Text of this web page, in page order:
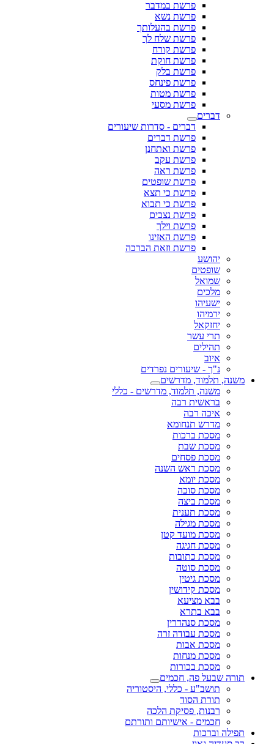
פרשת במדבר
פרשת נשא
פרשת בהעלותך
פרשת שלח לך
פרשת קורח
פרשת חוקת
פרשת בלק
פרשת פינחס
פרשת מטות
פרשת מסעי
דברים
דברים - סדרות שיעורים
פרשת דברים
פרשת ואתחנן
פרשת עקב
פרשת ראה
פרשת שופטים
פרשת כי תצא
פרשת כי תבוא
פרשת נצבים
פרשת וילך
פרשת האזינו
פרשת וזאת הברכה
יהושע
שופטים
שמואל
מלכים
ישעיהו
ירמיהו
יחזקאל
תרי עשר
תהילים
איוב
נ"ך - שיעורים נפרדים
משנה, תלמוד, מדרשים
משנה, תלמוד, מדרשים - כללי
בראשית רבה
איכה רבה
מדרש תנחומא
מסכת ברכות
מסכת שבת
מסכת פסחים
מסכת ראש השנה
מסכת יומא
מסכת סוכה
מסכת ביצה
מסכת תענית
מסכת מגילה
מסכת מועד קטן
מסכת חגיגה
מסכת כתובות
מסכת סוטה
מסכת גיטין
מסכת קידושין
בבא מציעא
בבא בתרא
מסכת סנהדרין
מסכת עבודה זרה
מסכת אבות
מסכת מנחות
מסכת בכורות
תורה שבעל פה, חכמים
תושב"ע - כללי, היסטוריה
תורת הסוד
רבנות, פסיקת הלכה
חכמים - אישיותם ותורתם
תפילה וברכות